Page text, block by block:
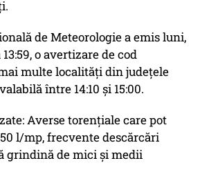
de Meteorologie a emis luni,
o avertizare de cod
multe localități din județele
între 14:10 și 15:00.
Averse torențiale care pot
l/mp, frecvente descărcări
grindină de mici și medii